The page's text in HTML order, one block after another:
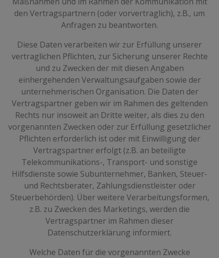
den Vertragspartnern (oder vorvertraglich), z.B., um
Anfragen zu beantworten.
Diese Daten verarbeiten wir zur Erfüllung unserer
vertraglichen Pflichten, zur Sicherung unserer Rechte
und zu Zwecken der mit diesen Angaben
einhergehenden Verwaltungsaufgaben sowie der
unternehmerischen Organisation. Die Daten der
Vertragspartner geben wir im Rahmen des geltenden
Rechts nur insoweit an Dritte weiter, als dies zu den
vorgenannten Zwecken oder zur Erfüllung gesetzlicher
Pflichten erforderlich ist oder mit Einwilligung der
Vertragspartner erfolgt (z.B. an beteiligte
Telekommunikations-, Transport- und sonstige
Hilfsdienste sowie Subunternehmer, Banken, Steuer-
und Rechtsberater, Zahlungsdienstleister oder
Steuerbehörden). Über weitere Verarbeitungsformen,
z.B. zu Zwecken des Marketings, werden die
Vertragspartner im Rahmen dieser
Datenschutzerklärung informiert.
Welche Daten für die vorgenannten Zwecke